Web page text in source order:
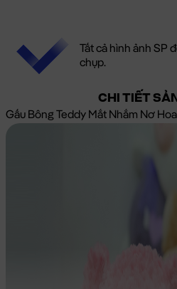
Tất cả hình ảnh SP
chụp.
CHI TIẾT
Gấu Bông Teddy Mắt Nhắm Nơ Hoa